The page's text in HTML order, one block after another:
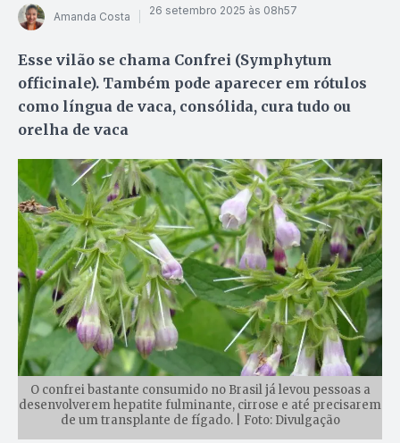
Amanda Costa 26 setembro 2025 às 08h57
Esse vilão se chama Confrei (Symphytum
officinale). Também pode aparecer em rótulos
como língua de vaca, consólida, cura tudo ou
orelha de vaca
O confrei bastante consumido no Brasil já levou pessoas a
desenvolverem hepatite fulminante, cirrose e até precisarem
de um transplante de fígado. | Foto: Divulgação